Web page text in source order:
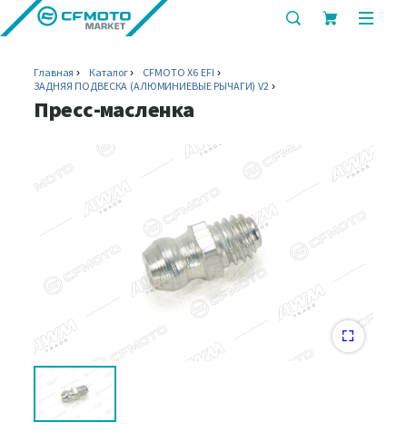
показать
Главная Каталог
CFMOTO X6 EFI
ЗАДНЯЯ ПОДВЕСКА (АЛЮМИНИЕВЫЕ РЫЧАГИ) V2
Пресс-масленка